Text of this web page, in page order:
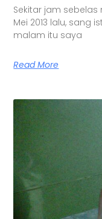
Sekitar jam
Mei 2013 lalu, sang
malam itu saya
Read More